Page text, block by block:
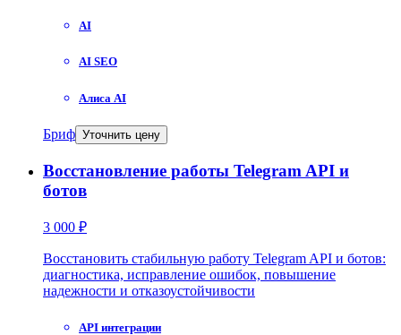
AI
AI SEO
Алиса AI
Бриф Уточнить цену
Восстановление работы Telegram API и
ботов
3 000 ₽
Восстановить стабильную работу Telegram API и ботов:
диагностика, исправление ошибок, повышение
надежности и отказоустойчивости
API интеграции